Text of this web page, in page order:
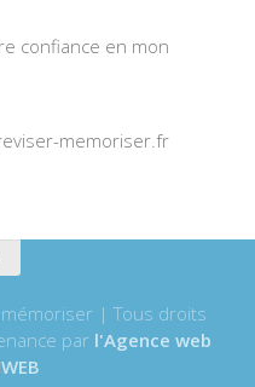
confiance en mon
memoriser.fr
| Tous droits
par l'Agence web